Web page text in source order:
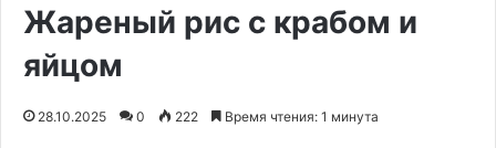
Жареный рис с крабом и
яйцом
28.10.2025 0 222 Время чтения: 1 минута